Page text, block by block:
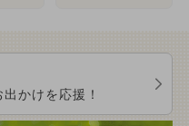
かけを応援！